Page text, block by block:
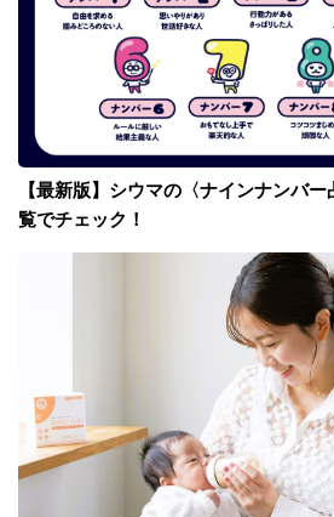
【最新版】シウマの〈ナインナンバ
覧でチェック！